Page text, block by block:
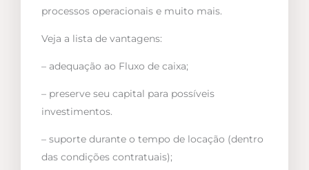
processos operacionais e muito mais.
Veja a lista de vantagens:
– adequação ao Fluxo de caixa;
– preserve seu capital para possíveis
investimentos.
– suporte durante o tempo de locação (dentro
das condições contratuais);